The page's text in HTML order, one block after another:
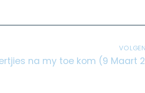
na my toe kom (9 Maart